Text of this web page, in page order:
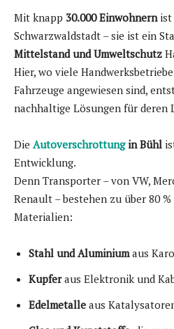
Mit knapp 30.000 Einwohnernist
Schwarzwaldstadt – sie ist ein
Mittelstand und Umweltschutz
Hier, wo viele
Fahrzeuge angewiesen sind,
nachhaltige Lösungen für deren
Die Autoverschrottungin Bühl
Entwicklung.
Denn Transporter – von VW,
Renault – bestehen zu über 80
Materialien:
Stahl und Aluminiumaus
Kupferaus Elektronik und
Edelmetalle aus